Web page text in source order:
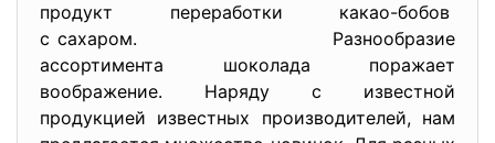
продукт переработки какао-бобов
с сахаром.
Разнообразие
ассортимента шоколада поражает
воображение. Наряду с известной
продукцией известных производителей, нам